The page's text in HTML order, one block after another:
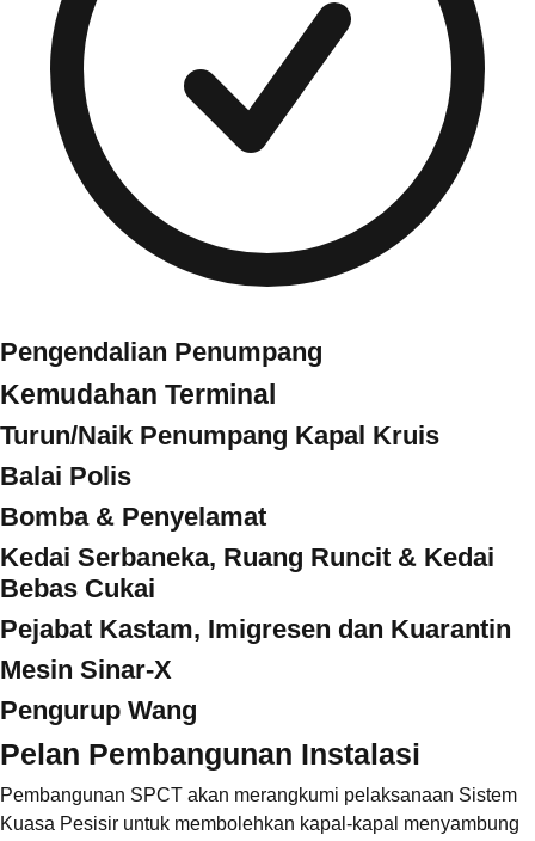
Pengendalian Penumpang
Kemudahan Terminal
Turun/Naik Penumpang Kapal Kruis
Balai Polis
Bomba & Penyelamat
Kedai Serbaneka, Ruang Runcit & Kedai
Bebas Cukai
Pejabat Kastam, Imigresen dan Kuarantin
Mesin Sinar-X
Pengurup Wang
Pelan Pembangunan Instalasi
Pembangunan SPCT akan merangkumi pelaksanaan Sistem
Kuasa Pesisir untuk membolehkan kapal-kapal menyambung